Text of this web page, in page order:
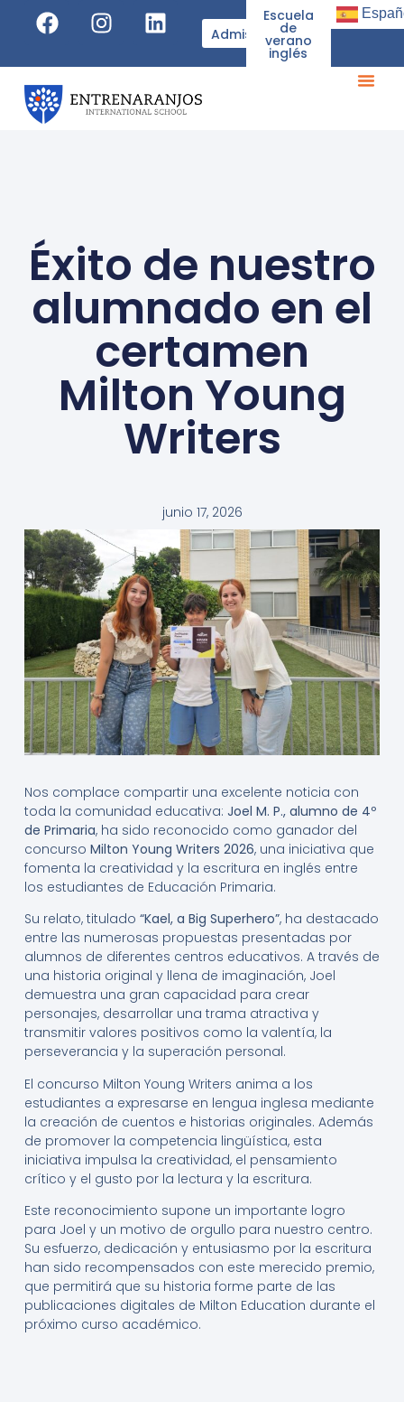
Admisiones
Escuela
de
verano
inglés
Éxito de nuestro
alumnado en el
certamen
Milton Young
Writers
junio 17, 2026
Nos complace compartir una excelente noticia con
toda la comunidad educativa: Joel M. P., alumno de 4º
de Primaria, ha sido reconocido como ganador del
concurso Milton Young Writers 2026, una iniciativa que
fomenta la creatividad y la escritura en inglés entre
los estudiantes de Educación Primaria.
Su relato, titulado “Kael, a Big Superhero”, ha destacado
entre las numerosas propuestas presentadas por
alumnos de diferentes centros educativos. A través de
una historia original y llena de imaginación, Joel
demuestra una gran capacidad para crear
personajes, desarrollar una trama atractiva y
transmitir valores positivos como la valentía, la
perseverancia y la superación personal.
El concurso Milton Young Writers anima a los
estudiantes a expresarse en lengua inglesa mediante
la creación de cuentos e historias originales. Además
de promover la competencia lingüística, esta
iniciativa impulsa la creatividad, el pensamiento
crítico y el gusto por la lectura y la escritura.
Este reconocimiento supone un importante logro
para Joel y un motivo de orgullo para nuestro centro.
Su esfuerzo, dedicación y entusiasmo por la escritura
han sido recompensados con este merecido premio,
que permitirá que su historia forme parte de las
publicaciones digitales de Milton Education durante el
próximo curso académico.